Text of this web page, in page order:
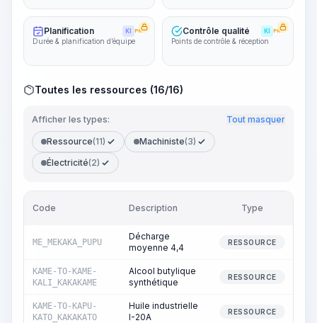
Planification KI PRO
Durée & planification d’équipe
Contrôle qualité KI PRO
Points de contrôle & réception
Toutes les ressources (16/16)
Afficher les types: Tout masquer
Ressource(11) Machiniste(3)
Électricité(2)
Code Description Type
ME_MEKAKA_PUPU
Décharge
moyenne 4,4
RESSOURCE
KAME-TO-KAME-
KALI_KAKAKAME
Alcool butylique
synthétique
RESSOURCE
KAME-TO-KAPU-
KATO_KAKAKATO
Huile industrielle
I-20A
RESSOURCE